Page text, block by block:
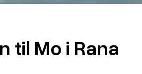
til Mo i Rana